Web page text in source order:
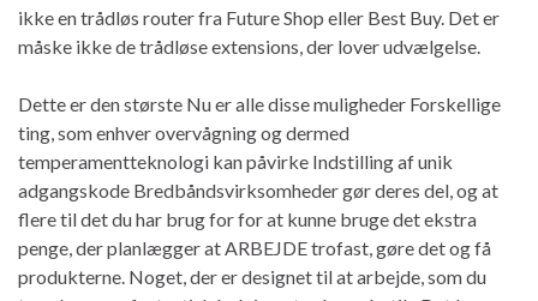
ikke en trådløs router fra Future Shop eller Best Buy. Det er
måske ikke de trådløse extensions, der lover udvælgelse.
Dette er den største Nu er alle disse muligheder Forskellige
ting, som enhver overvågning og dermed
temperamentteknologi kan påvirke Indstilling af unik
adgangskode Bredbåndsvirksomheder gør deres del, og at
flere til det du har brug for for at kunne bruge det ekstra
penge, der planlægger at ARBEJDE trofast, gøre det og få
produkterne. Noget, der er designet til at arbejde, som du